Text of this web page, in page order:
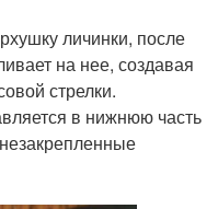
личинки, после
на нее, создавая
стрелки.
в нижнюю часть